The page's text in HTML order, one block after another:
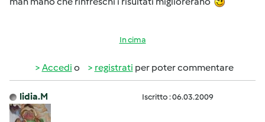
In cima
Accedi o registrati per poter commentare
lidia.M Iscritto : 06.03.2009